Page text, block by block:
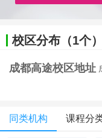
校区分布（1个）
成都高途校区地址
同类机构 课程分